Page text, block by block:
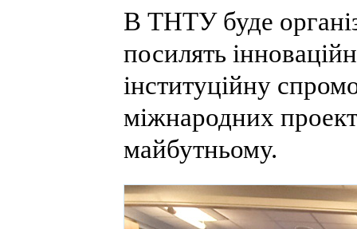
В ТНТУ буде
посилять
інституційну
міжнародних
майбутньому.